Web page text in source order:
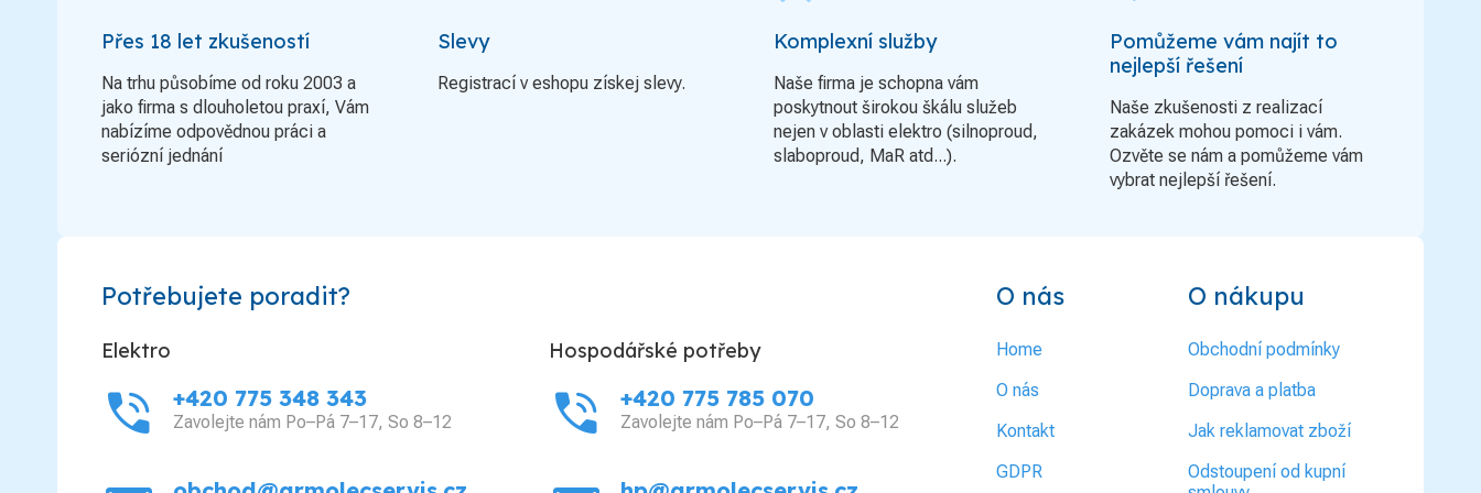
Přes 18 let zkušeností
Na trhu působíme od roku 2003 a
jako firma s dlouholetou praxí, Vám
nabízíme odpovědnou práci a
seriózní jednání
Slevy
Registrací v eshopu získej slevy.
Komplexní služby
Naše firma je schopna vám
poskytnout širokou škálu služeb
nejen v oblasti elektro (silnoproud,
slaboproud, MaR atd...).
Pomůžeme vám najít to
nejlepší řešení
Naše zkušenosti z realizací
zakázek mohou pomoci i vám.
Ozvěte se nám a pomůžeme vám
vybrat nejlepší řešení.
Potřebujete poradit?
Elektro
phone_in_talk +420 775 348 343
Zavolejte nám Po–Pá 7–17, So 8–12
Hospodářské potřeby
phone_in_talk +420 775 785 070
Zavolejte nám Po–Pá 7–17, So 8–12
O nás
Home
O nás
Kontakt
GDPR
O nákupu
Obchodní podmínky
Doprava a platba
Jak reklamovat zboží
Odstoupení od kupní